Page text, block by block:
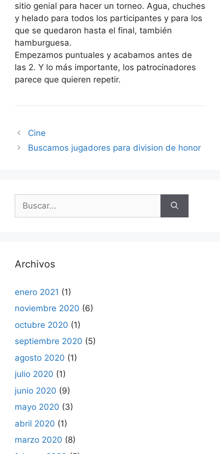
sitio genial para hacer un torneo. Agua, chuches
y helado para todos los participantes y para los
que se quedaron hasta el final, también
hamburguesa.
Empezamos puntuales y acabamos antes de
las 2. Y lo más importante, los patrocinadores
parece que quieren repetir.
Cine
Buscamos jugadores para division de honor
Archivos
enero 2021 (1)
noviembre 2020 (6)
octubre 2020 (1)
septiembre 2020 (5)
agosto 2020 (1)
julio 2020 (1)
junio 2020 (9)
mayo 2020 (3)
abril 2020 (1)
marzo 2020 (8)